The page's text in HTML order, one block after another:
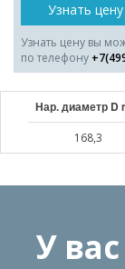
Узнать цену
Узнать цену вы
по телефону
Нар. диаметр D
168,3
У